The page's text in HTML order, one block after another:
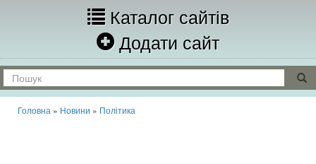
Каталог сайтів
Додати сайт
Головна » Новини » Політика